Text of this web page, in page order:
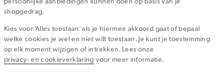
Wij zijn Cotton Club
Topcategorieën voor jou
shopgedrag.
Kies voor 'Alles toestaan' als je hiermee akkoord gaat of bepaal
welke cookies je wel en niet wilt toestaan. Je kunt je toestemming
op elk moment wijzigen of intrekken. Lees onze
privacy- en cookieverklaring voor meer informatie.